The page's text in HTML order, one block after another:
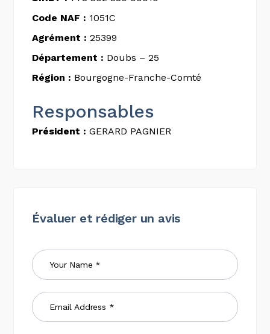
Code NAF : 1051C
Agrément : 25399
Département : Doubs – 25
Région : Bourgogne-Franche-Comté
Responsables
Président : GERARD PAGNIER
Évaluer et rédiger un avis